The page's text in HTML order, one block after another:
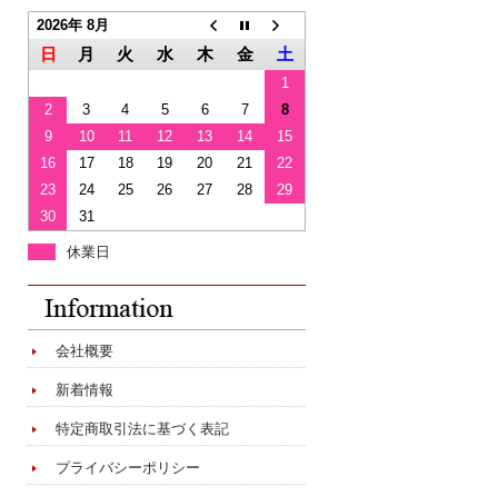
2026年 8月
日 月 火 水 木 金 土
1
2
3 4 5 6 7
8
9
10 11 12 13 14
15
16
17 18 19 20 21
22
23
24 25 26 27 28
29
30
31
休業日
会社概要
新着情報
特定商取引法に基づく表記
プライバシーポリシー